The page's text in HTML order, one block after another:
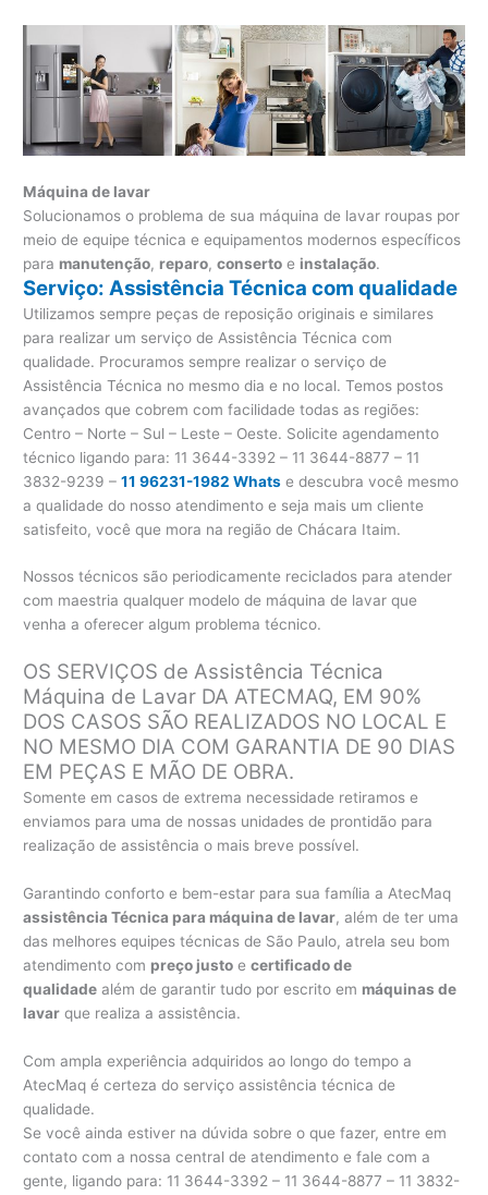
Máquina de lavar
Solucionamos o problema de sua máquina de lavar roupas por
meio de equipe técnica e equipamentos modernos específicos
para manutenção, reparo,conserto e instalação.
Serviço: Assistência Técnica com qualidade
Utilizamos sempre peças de reposição originais e similares
para realizar um serviço de Assistência Técnica com
qualidade. Procuramos sempre realizar o serviço de
Assistência Técnica no mesmo dia e no local. Temos postos
avançados que cobrem com facilidade todas as regiões:
Centro – Norte – Sul – Leste – Oeste. Solicite agendamento
técnico ligando para: 11 3644-3392 – 11 3644-8877 – 11
3832-9239 –11 96231-1982 Whats e descubra você mesmo
a qualidade do nosso atendimento e seja mais um cliente
satisfeito, você que mora na região de Chácara Itaim.
Nossos técnicos são periodicamente reciclados para atender
com maestria qualquer modelo de máquina de lavar que
venha a oferecer algum problema técnico.
OS SERVIÇOS de Assistência Técnica
Máquina de Lavar DA ATECMAQ, EM 90%
DOS CASOS SÃO REALIZADOS NO LOCAL E
NO MESMO DIA COM GARANTIA DE 90 DIAS
EM PEÇAS E MÃO DE OBRA.
Somente em casos de extrema necessidade retiramos e
enviamos para uma de nossas unidades de prontidão para
realização de assistência o mais breve possível.
Garantindo conforto e bem-estar para sua família a AtecMaq
assistência Técnica para máquina de lavar, além de ter uma
das melhores equipes técnicas de São Paulo, atrela seu bom
atendimento com preço justo ecertificado de
qualidade além de garantir tudo por escrito em máquinas de
lavar que realiza a assistência.
Com ampla experiência adquiridos ao longo do tempo a
AtecMaq é certeza do serviço assistência técnica de
qualidade.
Se você ainda estiver na dúvida sobre o que fazer, entre em
contato com a nossa central de atendimento e fale com a
gente, ligando para: 11 3644-3392 – 11 3644-8877 – 11 3832-